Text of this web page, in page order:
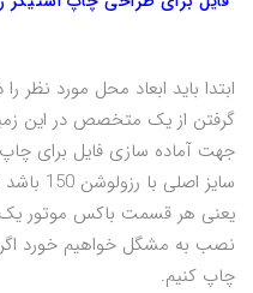
ابتدا باید ابعاد محل مورد نظر
گرفتن از یک متخصص در این
جهت آماده سازی فایل برای
سایز اصلی با رزولوشن 150 باشد و به صورت چند تیکه
یعنی هر قسمت باکس موتور یک
نصب به مشگل خواهیم خورد
چاپ کنیم.